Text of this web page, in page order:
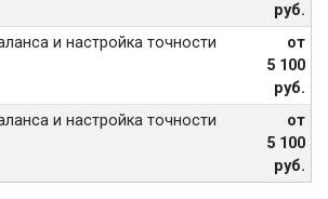
руб.
и настройка точности
от
5 100
руб.
и настройка точности
от
5 100
руб.